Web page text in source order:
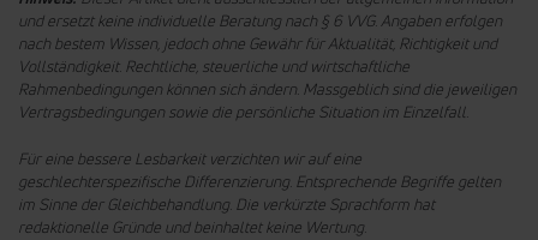
und ersetzt keine individuelle Beratung nach § 6 VVG. Angaben erfolgen
nach bestem Wissen, jedoch ohne Gewähr für Aktualität, Richtigkeit und
Vollständigkeit. Rechtliche, steuerliche und wirtschaftliche
Rahmenbedingungen können sich ändern. Massgeblich sind die jeweiligen
Vertragsbedingungen sowie die persönliche Situation im Einzelfall.
Für eine bessere Lesbarkeit verzichten wir auf eine
geschlechterspezifische Differenzierung. Entsprechende Begriffe gelten
im Sinne der Gleichbehandlung. Die verkürzte Sprachform hat
redaktionelle Gründe und beinhaltet keine Wertung.